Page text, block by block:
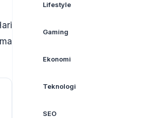
Lifestyle
Gaming
Ekonomi
Teknologi
SEO